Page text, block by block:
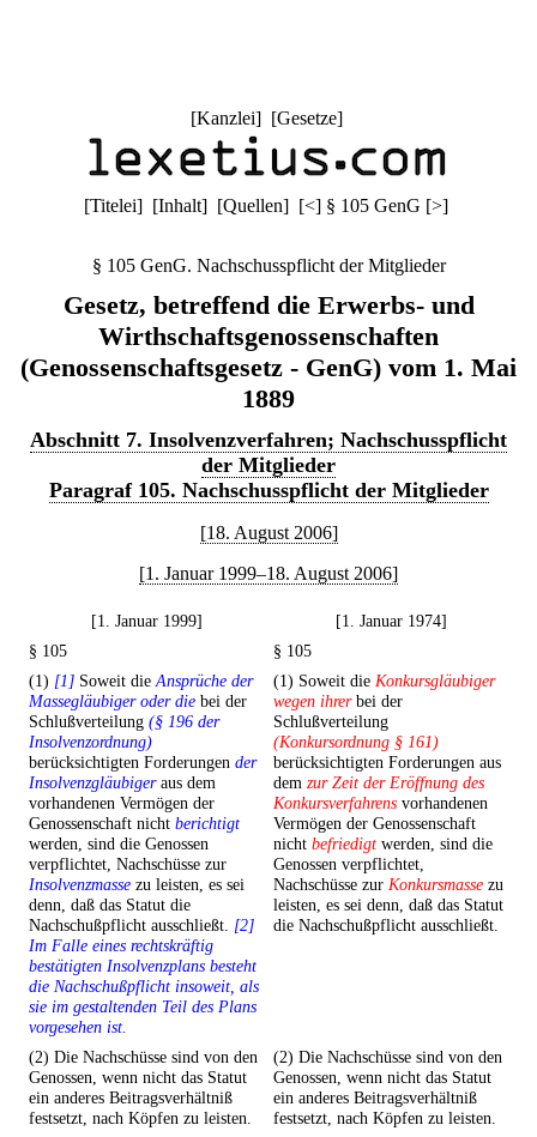
[Kanzlei] [Gesetze]
[Titelei] [Inhalt] [Quellen] [<] § 105 GenG [>]
§ 105 GenG. Nachschusspflicht der Mitglieder
Gesetz, betreffend die Erwerbs- und
Wirthschaftsgenossenschaften
(Genossenschaftsgesetz - GenG) vom 1. Mai
1889
Abschnitt 7. Insolvenzverfahren; Nachschusspflicht
der Mitglieder
Paragraf 105. Nachschusspflicht der Mitglieder
[18. August 2006]
[1. Januar 1999–18. August 2006]
[1. Januar 1999]
[1. Januar 1974]
§ 105
§ 105
(1) [1] Soweit dieAnsprüche der
Massegläubiger oder die bei der
Schlußverteilung (§ 196 der
Insolvenzordnung)
berücksichtigten Forderungen der
Insolvenzgläubigeraus dem
vorhandenen Vermögen der
Genossenschaft nicht berichtigt
werden, sind die Genossen
verpflichtet, Nachschüsse zur
Insolvenzmasse zu leisten, es sei
denn, daß das Statut die
Nachschußpflicht ausschließt. [2]
Im Falle eines rechtskräftig
bestätigten Insolvenzplans besteht
die Nachschußpflicht insoweit, als
sie im gestaltenden Teil des Plans
vorgesehen ist.
(1) Soweit die Konkursgläubiger
wegen ihrerbei der
Schlußverteilung
(Konkursordnung § 161)
berücksichtigten Forderungen aus
dem zur Zeit der Eröffnung des
Konkursverfahrens vorhandenen
Vermögen der Genossenschaft
nicht befriedigt werden, sind die
Genossen verpflichtet,
Nachschüsse zur Konkursmasse zu
leisten, es sei denn, daß das Statut
die Nachschußpflicht ausschließt.
(2) Die Nachschüsse sind von den
Genossen, wenn nicht das Statut
ein anderes Beitragsverhältniß
festsetzt, nach Köpfen zu leisten.
(2) Die Nachschüsse sind von den
Genossen, wenn nicht das Statut
ein anderes Beitragsverhältniß
festsetzt, nach Köpfen zu leisten.